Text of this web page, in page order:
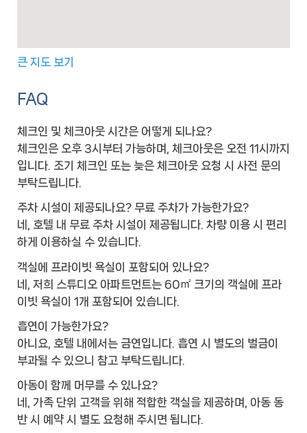
큰 지도 보기
FAQ
체크인 및 체크아웃 시간은 어떻게 되나요?
체크인은 오후 3시부터 가능하며, 체크아웃은 오전 11시까지
입니다. 조기 체크인 또는 늦은 체크아웃 요청 시 사전 문의
부탁드립니다.
주차 시설이 제공되나요? 무료 주차가 가능한가요?
네, 호텔 내 무료 주차 시설이 제공됩니다. 차량 이용 시 편리
하게 이용하실 수 있습니다.
객실에 프라이빗 욕실이 포함되어 있나요?
네, 저희 스튜디오 아파트먼트는 60㎡ 크기의 객실에 프라
이빗 욕실이 1개 포함되어 있습니다.
흡연이 가능한가요?
아니요, 호텔 내에서는 금연입니다. 흡연 시 별도의 벌금이
부과될 수 있으니 참고 부탁드립니다.
아동이 함께 머무를 수 있나요?
네, 가족 단위 고객을 위해 적합한 객실을 제공하며, 아동 동
반 시 예약 시 별도 요청해 주시면 됩니다.